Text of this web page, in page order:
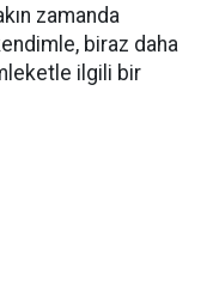
zamanda
biraz daha
ilgili bir